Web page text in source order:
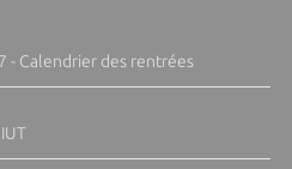
- Calendrier des rentrées